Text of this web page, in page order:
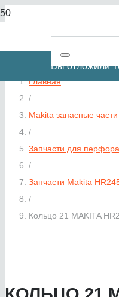
Вы отложили
Главная
/
Makita запасные части
/
Запчасти для
/
Запчасти Makita
/
Кольцо 21 MAKITA